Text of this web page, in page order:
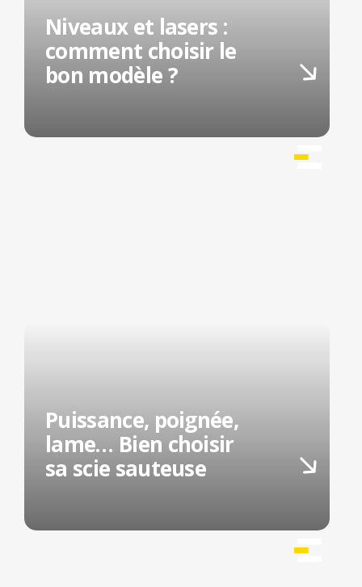
Niveaux et lasers :
comment choisir le
bon modèle ?
Puissance, poignée,
lame… Bien choisir
sa scie sauteuse